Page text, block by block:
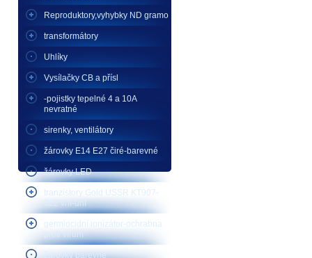
Reproduktory,vyhybky ND gramo
transformátory
Uhlíky
Vysílačky CB a přísl
-pojistky tepelné 4 a 10A
nevratné
sirenky, ventilátory
žárovky E14 E27 čiré-barevné
žárovky LED
tranzistory Gold USSR KT907-
922 vhf-uhf
germiocidní ionizátor-ochrabna
proti virům
žárovky barevné